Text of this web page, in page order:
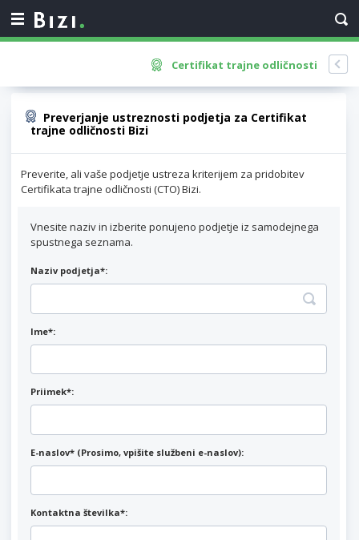
Certifikat trajne odličnosti
Preverjanje ustreznosti podjetja za Certifikat
trajne odličnosti Bizi
Preverite, ali vaše podjetje ustreza kriterijem za pridobitev
Certifikata trajne odličnosti (CTO) Bizi.
Vnesite naziv in izberite ponujeno podjetje iz samodejnega
spustnega seznama.
Naziv podjetja*:
Ime*:
Priimek*:
E-naslov* (Prosimo, vpišite službeni e-naslov):
Kontaktna številka*: